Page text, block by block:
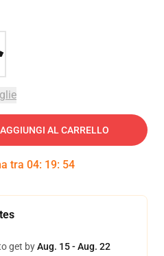
AGGIUNGI AL CARRELLO
tra 04: 19: 54
get byAug. 15 - Aug. 22